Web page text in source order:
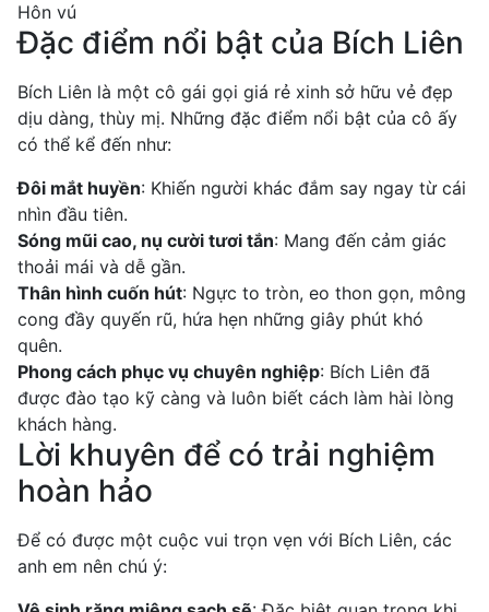
Hôn vú
Đặc điểm nổi bật của Bích Liên
Bích Liên là một cô gái gọi giá rẻ xinh sở hữu vẻ đẹp
dịu dàng, thùy mị. Những đặc điểm nổi bật của cô ấy
có thể kể đến như:
Đôi mắt huyền: Khiến người khác đắm say ngay từ cái
nhìn đầu tiên.
Sóng mũi cao, nụ cười tươi tắn: Mang đến cảm giác
thoải mái và dễ gần.
Thân hình cuốn hút: Ngực to tròn, eo thon gọn, mông
cong đầy quyến rũ, hứa hẹn những giây phút khó
quên.
Phong cách phục vụ chuyên nghiệp: Bích Liên đã
được đào tạo kỹ càng và luôn biết cách làm hài lòng
khách hàng.
Lời khuyên để có trải nghiệm
hoàn hảo
Để có được một cuộc vui trọn vẹn với Bích Liên, các
anh em nên chú ý: